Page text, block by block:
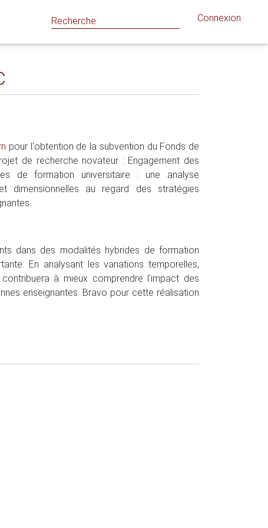
Connexion
pour l'obtention de la subvention du Fonds de
de recherche novateur : Engagement des
de formation universitaire : une analyse
dimensionnelles au regard des stratégies
dans des modalités hybrides de formation
En analysant les variations temporelles,
à mieux comprendre l'impact des
enseignantes. Bravo pour cette réalisation